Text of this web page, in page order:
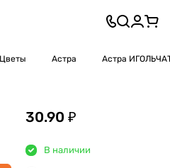
Цветы Астра Астра
30.90 ₽
В наличии